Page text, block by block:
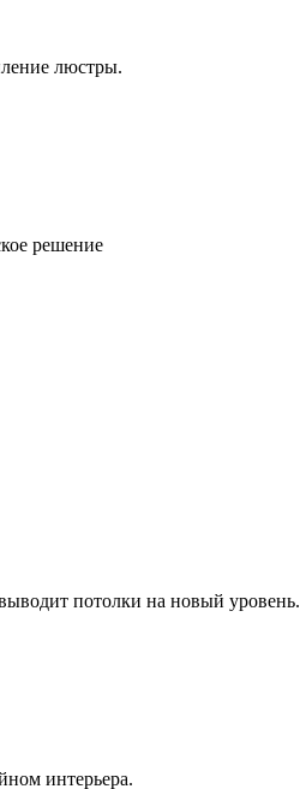
люстры.
решение
потолки на новый уровень.
интерьера.